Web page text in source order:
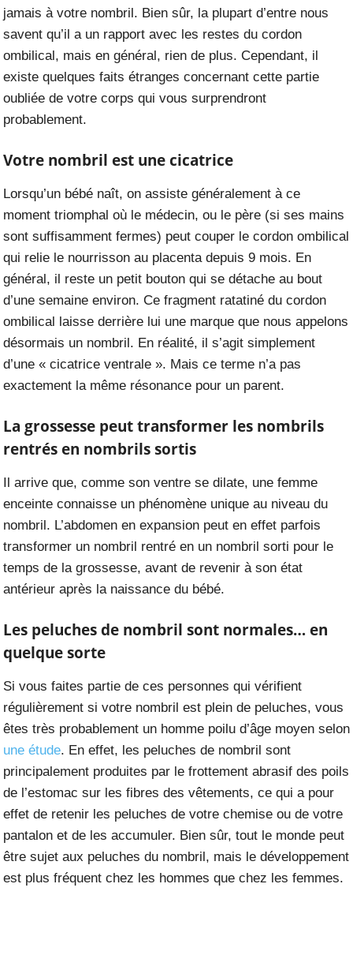
jamais à votre nombril. Bien sûr, la plupart d’entre nous
savent qu’il a un rapport avec les restes du cordon
ombilical, mais en général, rien de plus. Cependant, il
existe quelques faits étranges concernant cette partie
oubliée de votre corps qui vous surprendront
probablement.
Votre nombril est une cicatrice
Lorsqu’un bébé naît, on assiste généralement à ce
moment triomphal où le médecin, ou le père (si ses mains
sont suffisamment fermes) peut couper le cordon ombilical
qui relie le nourrisson au placenta depuis 9 mois. En
général, il reste un petit bouton qui se détache au bout
d’une semaine environ. Ce fragment ratatiné du cordon
ombilical laisse derrière lui une marque que nous appelons
désormais un nombril. En réalité, il s’agit simplement
d’une « cicatrice ventrale ». Mais ce terme n’a pas
exactement la même résonance pour un parent.
La grossesse peut transformer les nombrils
rentrés en nombrils sortis
Il arrive que, comme son ventre se dilate, une femme
enceinte connaisse un phénomène unique au niveau du
nombril. L’abdomen en expansion peut en effet parfois
transformer un nombril rentré en un nombril sorti pour le
temps de la grossesse, avant de revenir à son état
antérieur après la naissance du bébé.
Les peluches de nombril sont normales… en
quelque sorte
Si vous faites partie de ces personnes qui vérifient
régulièrement si votre nombril est plein de peluches, vous
êtes très probablement un homme poilu d’âge moyen selon
une étude. En effet, les peluches de nombril sont
principalement produites par le frottement abrasif des poils
de l’estomac sur les fibres des vêtements, ce qui a pour
effet de retenir les peluches de votre chemise ou de votre
pantalon et de les accumuler. Bien sûr, tout le monde peut
être sujet aux peluches du nombril, mais le développement
est plus fréquent chez les hommes que chez les femmes.